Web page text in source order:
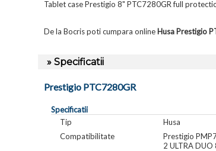
Tablet case Prestigio 8" PTC7280GR full
De la Bocris poti cumpara online Husa Prestigio
» Specificatii
Prestigio PTC7280GR
Specificatii
Tip
Husa
Compatibilitate
Prestigio
2 ULTRA DUO